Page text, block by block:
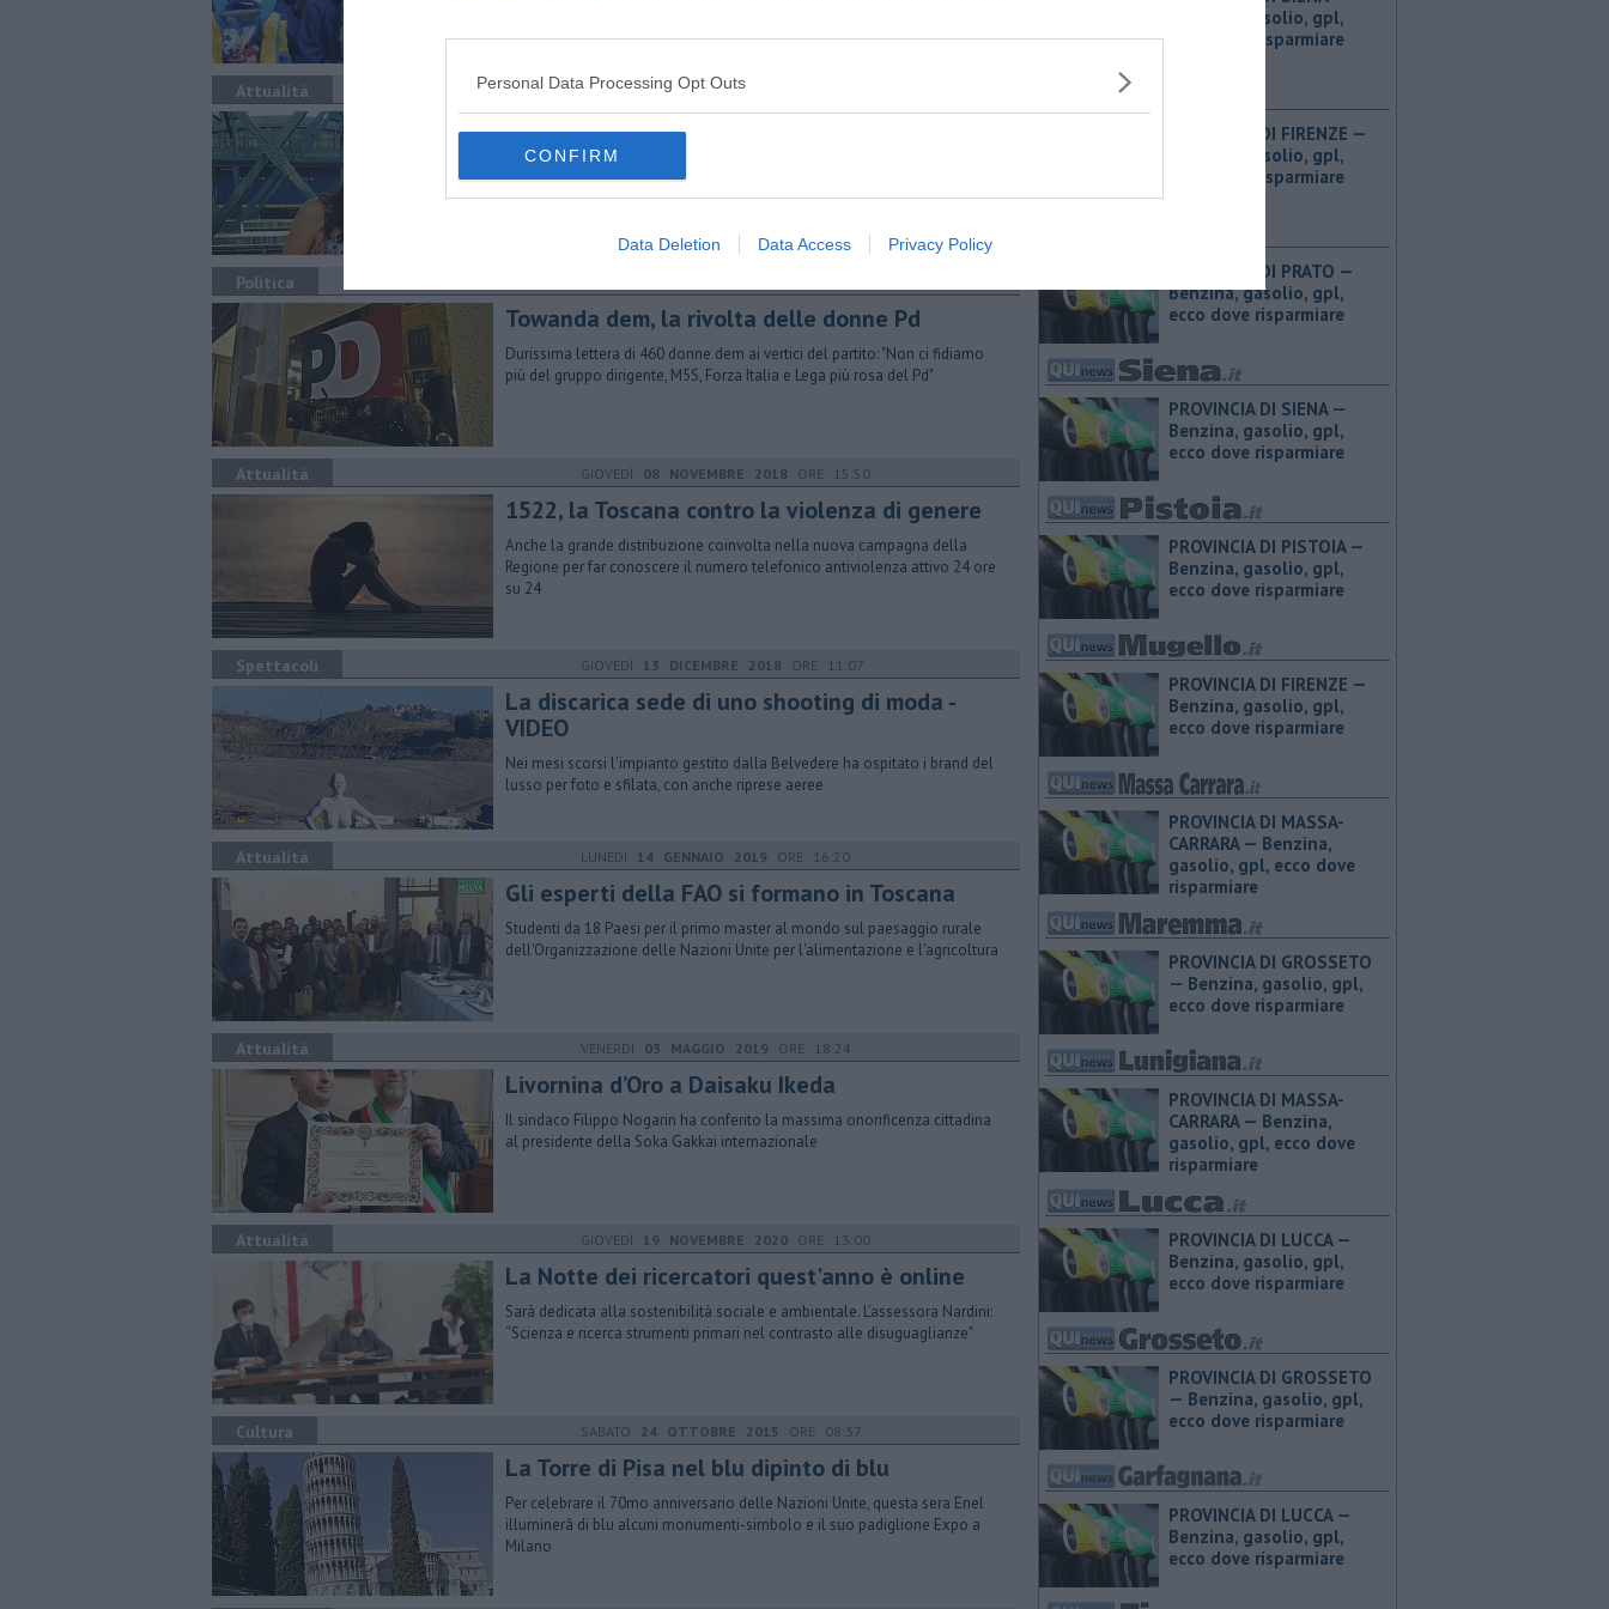
Personal Data Processing Opt Outs
CONFIRM
Data Deletion Data Access Privacy Policy
Attualità VENERDÌ26 GENNAIO 2018
Da Pontedera allo staff del sindaco di New
York
Politica
Towanda dem, la rivolta delle donne Pd
Durissima lettera di 460 donne dem ai vertici del partito: "Non ci fidiamo
più del gruppo dirigente, M5S, Forza Italia e Lega più rosa del Pd"
Attualità GIOVEDÌ 08 NOVEMBRE 2018 ORE 15:50
1522, la Toscana contro la violenza di genere
Anche la grande distribuzione coinvolta nella nuova campagna della
Regione per far conoscere il numero telefonico antiviolenza attivo 24 ore
su 24
Spettacoli GIOVEDÌ 13 DICEMBRE 2018 ORE 11:07
La discarica sede di uno shooting di moda -
VIDEO
Nei mesi scorsi l'impianto gestito dalla Belvedere ha ospitato i brand del
lusso per foto e sfilata, con anche riprese aeree
Attualità LUNEDÌ 14 GENNAIO 2019 ORE 16:20
Gli esperti della FAO si formano in Toscana
Studenti da 18 Paesi per il primo master al mondo sul paesaggio rurale
dell'Organizzazione delle Nazioni Unite per l'alimentazione e l'agricoltura
Attualità VENERDÌ 03 MAGGIO 2019 ORE 18:24
Livornina d’Oro a Daisaku Ikeda
Il sindaco Filippo Nogarin ha conferito la massima onorificenza cittadina
al presidente della Soka Gakkai internazionale
Attualità GIOVEDÌ 19 NOVEMBRE 2020ORE 13:00
La Notte dei ricercatori quest'anno è online
Sarà dedicata alla sostenibilità sociale e ambientale. L’assessora Nardini:
“Scienza e ricerca strumenti primari nel contrasto alle disuguaglianze"
Cultura SABATO 24 OTTOBRE 2015 ORE 08:37
La Torre di Pisa nel blu dipinto di blu
Per celebrare il 70mo anniversario delle Nazioni Unite, questa sera Enel
illuminerã di blu alcuni monumenti-simbolo e il suo padiglione Expo a
Milano
Benzina, gasolio, gpl,
ecco dove risparmiare
PROVINCIA DI FIRENZE — ​
Benzina, gasolio, gpl,
ecco dove risparmiare
PROVINCIA DI PRATO — ​
Benzina, gasolio, gpl,
ecco dove risparmiare
PROVINCIA DI SIENA — ​
Benzina, gasolio, gpl,
ecco dove risparmiare
PROVINCIA DI PISTOIA — ​
Benzina, gasolio, gpl,
ecco dove risparmiare
PROVINCIA DI FIRENZE — ​
Benzina, gasolio, gpl,
ecco dove risparmiare
PROVINCIA DI MASSA-
CARRARA — ​Benzina,
gasolio, gpl, ecco dove
risparmiare
PROVINCIA DI GROSSETO
— ​Benzina, gasolio, gpl,
ecco dove risparmiare
PROVINCIA DI MASSA-
CARRARA — ​Benzina,
gasolio, gpl, ecco dove
risparmiare
PROVINCIA DI LUCCA — ​
Benzina, gasolio, gpl,
ecco dove risparmiare
PROVINCIA DI GROSSETO
— ​Benzina, gasolio, gpl,
ecco dove risparmiare
PROVINCIA DI LUCCA — ​
Benzina, gasolio, gpl,
ecco dove risparmiare